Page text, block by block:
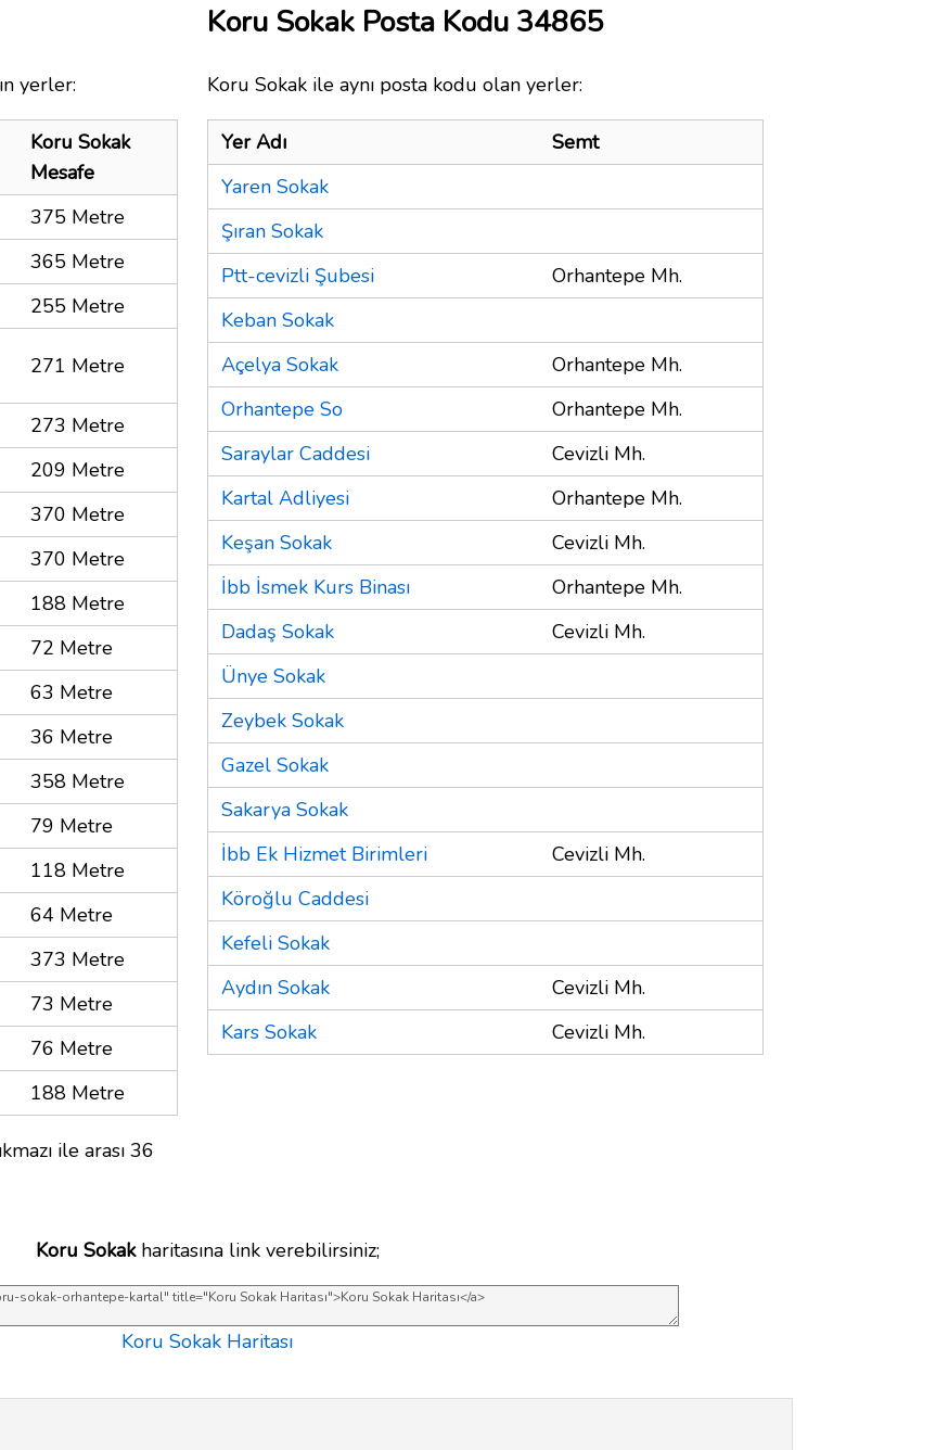
yerler:
Koru Sokak
Mesafe
375 Metre
365 Metre
255 Metre
271 Metre
273 Metre
209 Metre
370 Metre
370 Metre
188 Metre
72 Metre
63 Metre
36 Metre
358 Metre
79 Metre
118 Metre
64 Metre
373 Metre
73 Metre
76 Metre
188 Metre
ile arası 36
Koru Sokak Posta Kodu 34865
Koru Sokak ile aynı posta kodu olan yerler:
Yer Adı
Semt
Yaren Sokak
Şıran Sokak
Ptt-cevizli Şubesi
Orhantepe Mh.
Keban Sokak
Açelya Sokak
Orhantepe Mh.
Orhantepe So
Orhantepe Mh.
Saraylar Caddesi
Cevizli Mh.
Kartal Adliyesi
Orhantepe Mh.
Keşan Sokak
Cevizli Mh.
İbb İsmek Kurs Binası
Orhantepe Mh.
Dadaş Sokak
Cevizli Mh.
Ünye Sokak
Zeybek Sokak
Gazel Sokak
Sakarya Sokak
İbb Ek Hizmet Birimleri
Cevizli Mh.
Köroğlu Caddesi
Kefeli Sokak
Aydın Sokak
Cevizli Mh.
Kars Sokak
Cevizli Mh.
Koru Sokakharitasına link verebilirsiniz;
Koru Sokak Haritası